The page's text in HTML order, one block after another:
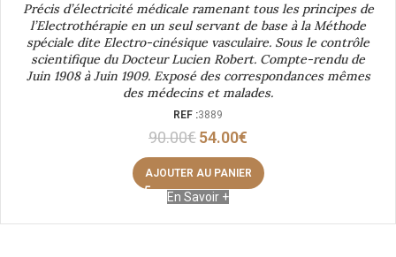
Précis d’électricité médicale ramenant tous les principes de
l’Electrothérapie en un seul servant de base à la Méthode
spéciale dite Electro-cinésique vasculaire. Sous le contrôle
scientifique du Docteur Lucien Robert. Compte-rendu de
Juin 1908 à Juin 1909. Exposé des correspondances mêmes
des médecins et malades.
REF :3889
90.00€54.00€
AJOUTER AU PANIER
En Savoir +